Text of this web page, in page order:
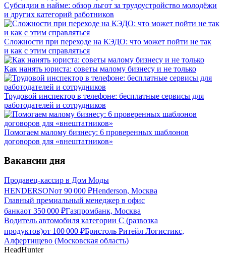
Субсидии в найме: обзор льгот за трудоустройство молодёжи
и других категорий работников
Сложности при переходе на КЭДО: что может пойти не так
и как с этим справляться
Как нанять юриста: советы малому бизнесу и не только
Трудовой инспектор в телефоне: бесплатные сервисы для
работодателей и сотрудников
Помогаем малому бизнесу: 6 проверенных шаблонов
договоров для «внештатников»
Вакансии дня
Продавец-кассир в Дом Моды
HENDERSONот 90 000 ₽Henderson, Москва
Главный премиальный менеджер в офис
банкаот 350 000 ₽Газпромбанк, Москва
Водитель автомобиля категории C (развозка
продуктов)от 100 000 ₽Бристоль Ритейл Логистикс,
Алфертищево (Московская область)
HeadHunter